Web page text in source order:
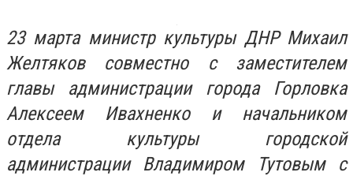
23 марта министр культуры ДНР Михаил
Желтяков совместно с заместителем
главы администрации города Горловка
Алексеем Ивахненко и начальником
отдела культуры городской
администрации Владимиром Тутовым с